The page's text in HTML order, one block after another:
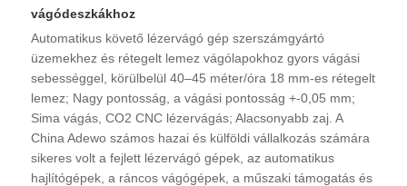
vágódeszkákhoz
Automatikus követő lézervágó gép szerszámgyártó
üzemekhez és rétegelt lemez vágólapokhoz gyors vágási
sebességgel, körülbelül 40–45 méter/óra 18 mm-es rétegelt
lemez; Nagy pontosság, a vágási pontosság +-0,05 mm;
Sima vágás, CO2 CNC lézervágás; Alacsonyabb zaj. A
China Adewo számos hazai és külföldi vállalkozás számára
sikeres volt a fejlett lézervágó gépek, az automatikus
hajlítógépek, a ráncos vágógépek, a műszaki támogatás és